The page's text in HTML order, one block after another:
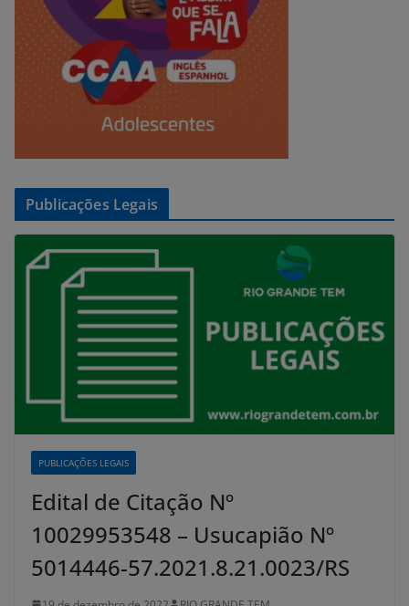
Publicações Legais
PUBLICAÇÕES LEGAIS
Edital de Citação Nº
10029953548 – Usucapião Nº
5014446-57.2021.8.21.0023/RS